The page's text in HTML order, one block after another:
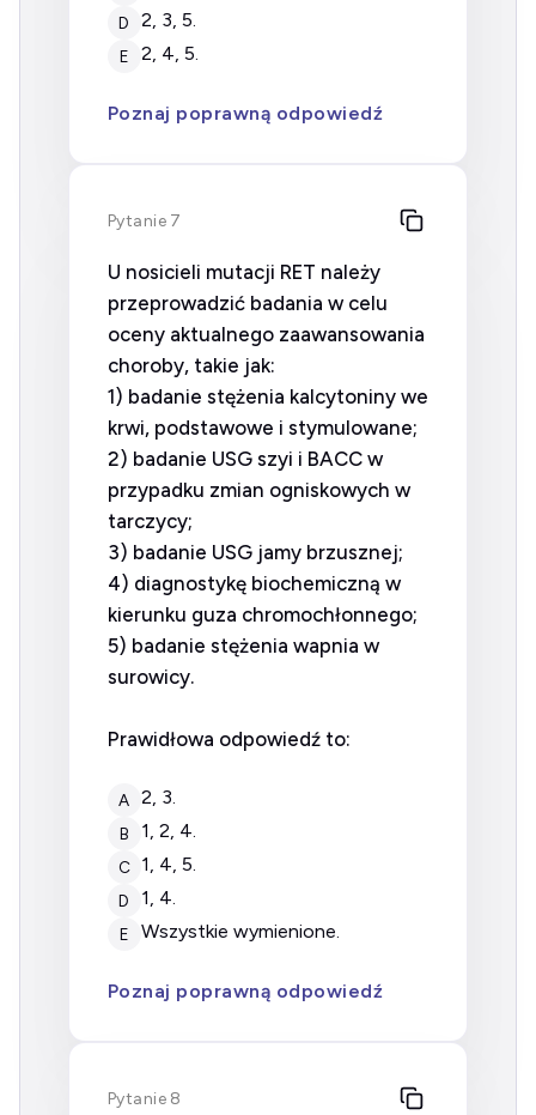
D 2, 3, 5.
E 2, 4, 5.
Poznaj poprawną odpowiedź
Pytanie 7
U nosicieli mutacji RET należy
przeprowadzić badania w celu
oceny aktualnego zaawansowania
choroby, takie jak:
1) badanie stężenia kalcytoniny we
krwi, podstawowe i stymulowane;
2) badanie USG szyi i BACC w
przypadku zmian ogniskowych w
tarczycy;
3) badanie USG jamy brzusznej;
4) diagnostykę biochemiczną w
kierunku guza chromochłonnego;
5) badanie stężenia wapnia w
surowicy.
Prawidłowa odpowiedź to:
A 2, 3.
B 1, 2, 4.
C 1, 4, 5.
D 1, 4.
E wszystkie wymienione.
Poznaj poprawną odpowiedź
Pytanie 8